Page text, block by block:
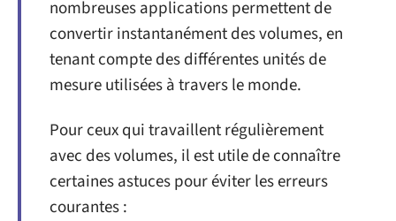
nombreuses applications permettent de
convertir instantanément des volumes, en
tenant compte des différentes unités de
mesure utilisées à travers le monde.
Pour ceux qui travaillent régulièrement
avec des volumes, il est utile de connaître
certaines astuces pour éviter les erreurs
courantes :